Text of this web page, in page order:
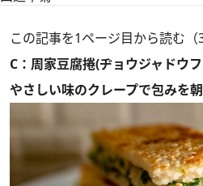
この記事を1ページ目から読む（
C：周家豆腐捲(ヂョウジャドウ
やさしい味のクレープで包みを